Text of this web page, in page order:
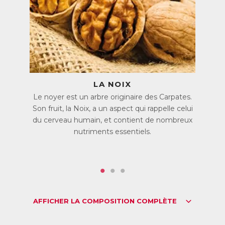
Quelles qu’en soient les causes, les pertes de mémoire, les
difficultés de concentration et de raisonnement sont
souvent handicapantes.
C’est pourquoi Cerveau Clair associe des actifs qui
interviennent à plusieurs niveaux pour soutenir les
performances mentales. Ces comprimés 100% naturels
conviennent aussi bien aux étudiants en période de
révisions qu’aux personnes âgées qui perçoivent une baisse
de leurs capacités mentales, ou encore aux personnes
actives qui ont besoin d’une aide occasionnelle.
Des actifs végétaux pour tonifier le cerveau
Cerveau Clair associe des extraits végétaux à des vitamines
Cerveau Clair contient des extraits de Noix, de Grenade et
nutriments indispensables à son bon fonctionnement.
LA NOIX
Le noyer est un arbre originaire des Carpates.
Son fruit, la Noix, a un aspect qui rappelle celui
du cerveau humain, et contient de nombreux
nutriments essentiels.
AFFICHER LA COMPOSITION COMPLÈTE